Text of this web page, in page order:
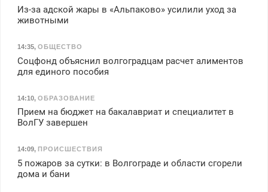
Из-за адской жары в «Альпаково» усилили уход за
животными
14:35, ОБЩЕСТВО
Соцфонд объяснил волгоградцам расчет алиментов
для единого пособия
14:10, ОБРАЗОВАНИЕ
Прием на бюджет на бакалавриат и специалитет в
ВолГУ завершен
14:09, ПРОИСШЕСТВИЯ
5 пожаров за сутки: в Волгограде и области сгорели
дома и бани